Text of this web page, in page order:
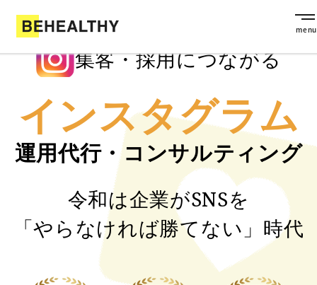
集客・採用につながる
インスタグラム
運用代行・コンサルティング
令和は企業がSNSを
「やらなければ勝てない」時代